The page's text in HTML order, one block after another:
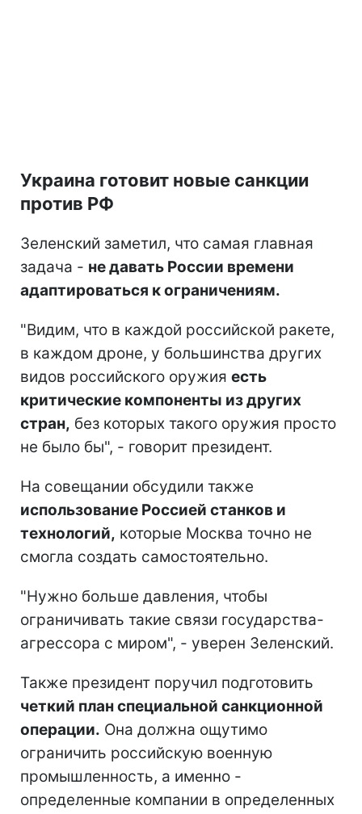
Украина готовит новые санкции
против РФ
Зеленский заметил, что самая главная
задача - не давать России времени
адаптироваться к ограничениям.
"Видим, что в каждой российской ракете,
в каждом дроне, у большинства других
видов российского оружия есть
критические компоненты из других
стран, без которых такого оружия просто
не было бы", - говорит президент.
На совещании обсудили также
использование Россией станков и
технологий, которые Москва точно не
смогла создать самостоятельно.
"Нужно больше давления, чтобы
ограничивать такие связи государства-
агрессора с миром", - уверен Зеленский.
Также президент поручил подготовить
четкий план специальной санкционной
операции. Она должна ощутимо
ограничить российскую военную
промышленность, а именно -
определенные компании в определенных